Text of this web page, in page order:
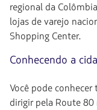
regional da
lojas de varejo
Shopping Center.
Conhecendo a
Você pode
dirigir pela Route